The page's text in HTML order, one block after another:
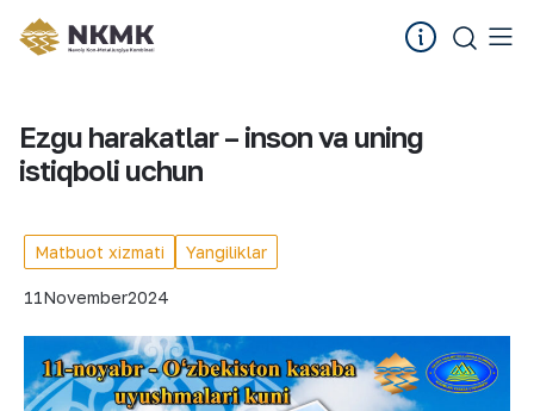
Ezgu harakatlar – inson va uning
istiqboli uchun
Matbuot xizmati Yangiliklar
11November2024